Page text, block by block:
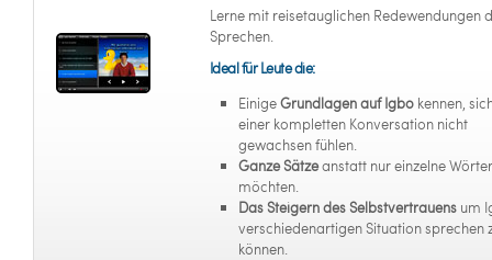
Lerne mit reisetauglichen Redewendungen
Sprechen.
Ideal für Leute die:
EinigeGrundlagen auf Igbo kennen,
einer kompletten Konversation nicht
gewachsen fühlen.
Ganze Sätzeanstatt nur einzelne
möchten.
Das Steigern des Selbstvertrauens um
verschiedenartigen Situation sprechen
können.